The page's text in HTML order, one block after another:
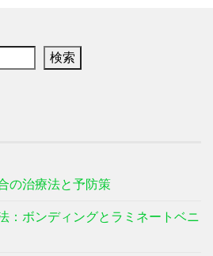
検索
の治療法と予防策
：ボンディングとラミネートベニ